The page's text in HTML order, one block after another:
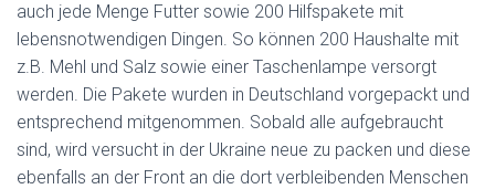
auch jede Menge Futter sowie 200 Hilfspakete mit
lebensnotwendigen Dingen. So können 200 Haushalte mit
z.B. Mehl und Salz sowie einer Taschenlampe versorgt
werden. Die Pakete wurden in Deutschland vorgepackt und
entsprechend mitgenommen. Sobald alle aufgebraucht
sind, wird versucht in der Ukraine neue zu packen und diese
ebenfalls an der Front an die dort verbleibenden Menschen